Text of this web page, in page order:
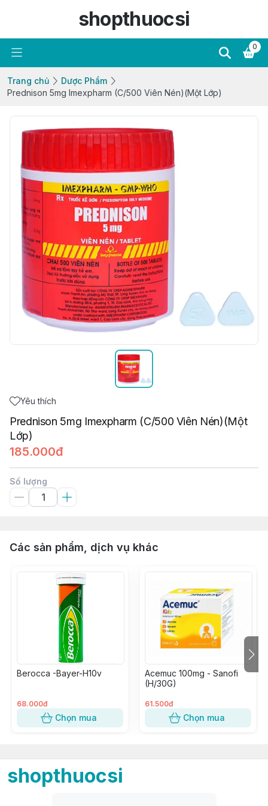
shopthuocsi
0
Trang chủ
Dược Phẩm
Prednison 5mg Imexpharm (C/500 Viên Nén)(Một Lớp)
Yêu thích
Prednison 5mg Imexpharm (C/500 Viên Nén)(Một
Lớp)
185.000đ
Số lượng
Các sản phẩm, dịch vụ khác
Berocca -Bayer-H10v
68.000đ
Chọn mua
Acemuc 100mg - Sanofi
(H/30G)
61.500đ
Chọn mua
shopthuocsi